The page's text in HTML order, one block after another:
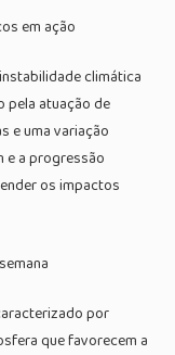
em ação
climática
pela atuação de
e uma variação
e a progressão
os impactos
por
que favorecem a